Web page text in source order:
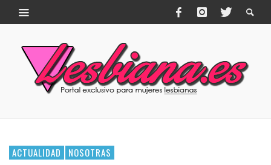
ACTUALIDAD NOSOTRAS